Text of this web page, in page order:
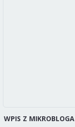
WPIS Z MIKROBLOGA